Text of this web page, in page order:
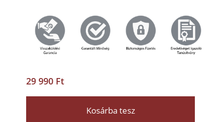
29 990 Ft
Kosárba tesz